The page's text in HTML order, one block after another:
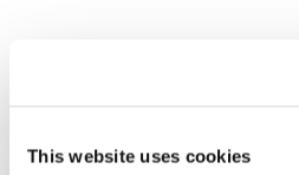
This website uses cookies